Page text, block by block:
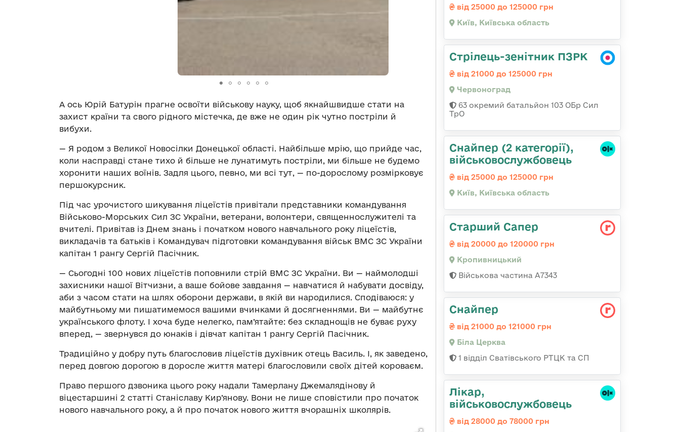
А ось Юрій Батурін прагне освоїти військову науку, щоб якнайшвидше стати на
захист країни та свого рідного містечка, де вже не один рік чутно постріли й
вибухи.
— Я родом з Великої Новосілки Донецької області. Найбільше мрію, що прийде час,
коли насправді стане тихо й більше не лунатимуть постріли, ми більше не будемо
хоронити наших воїнів. Задля цього, певно, ми всі тут, — по-дорослому розмірковує
першокурсник.
Під час урочистого шикування ліцеїстів привітали представники командування
Військово-Морських Сил ЗС України, ветерани, волонтери, священнослужителі та
вчителі. Привітав із Днем знань і початком нового навчального року ліцеїстів,
викладачів та батьків і Командувач підготовки командування військ ВМС ЗС України
капітан 1 рангу Сергій Пасічник.
— Сьогодні 100 нових ліцеїстів поповнили стрій ВМС ЗС України. Ви — наймолодші
захисники нашої Вітчизни, а ваше бойове завдання — навчатися й набувати досвіду,
аби з часом стати на шлях оборони держави, в якій ви народилися. Сподіваюся: у
майбутньому ми пишатимемося вашими вчинками й досягненнями. Ви — майбутнє
українського флоту. І хоча буде нелегко, пам’ятайте: без складнощів не буває руху
вперед, — звернувся до юнаків і дівчат капітан 1 рангу Сергій Пасічник.
Традиційно у добру путь благословив ліцеїстів духівник отець Василь. І, як заведено,
перед довгою дорогою в доросле життя матері благословили своїх дітей короваєм.
Право першого дзвоника цього року надали Тамерлану Джемалядінову й
віцестаршині 2 статті Станіславу Кир’янову. Вони не лише сповістили про початок
нового навчального року, а й про початок нового життя вчорашніх школярів.
від 25000 до 125000 грн
Київ, Київська область
Стрілець-зенітник ПЗРК
від 21000 до 125000 грн
Червоноград
63 окремий батальйон 103 ОБр Сил
ТрО
Снайпер (2 категорії),
військовослужбовець
від 25000 до 125000 грн
Київ, Київська область
Старший Сапер
від 20000 до 120000 грн
Кропивницький
Військова частина А7343
Снайпер
від 21000 до 121000 грн
Біла Церква
1 відділ Сватівського РТЦК та СП
Лікар,
військовослужбовець
від 28000 до 78000 грн